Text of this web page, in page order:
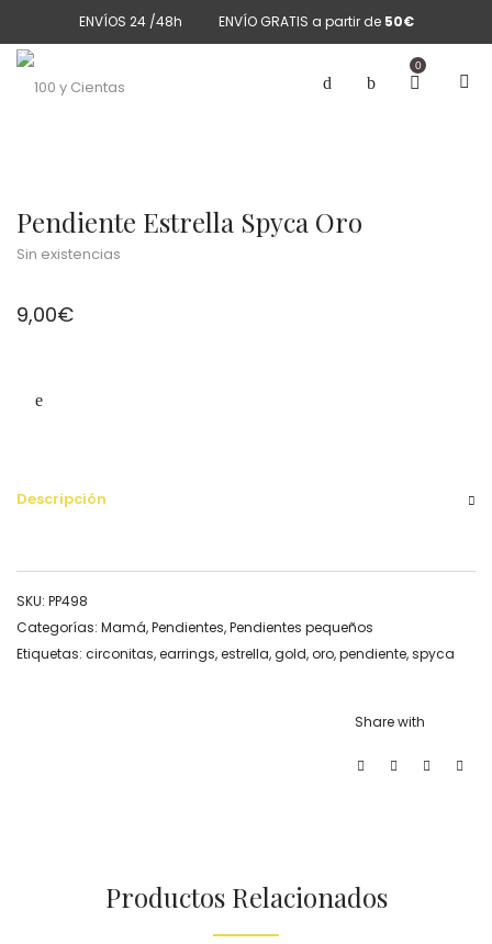
ENVÍOS 24 /48h ENVÍO GRATIS a partir de 50€
0
Pendiente Estrella Spyca Oro
Sin existencias
9,00€
Descripción
SKU: PP498
Categorías: Mamá,Pendientes,Pendientes pequeños
Etiquetas: circonitas,earrings,estrella,gold,oro,pendiente,spyca
Share with
Productos Relacionados